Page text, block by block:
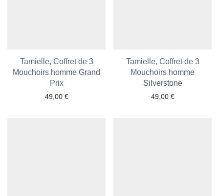
Tamielle, Coffret de 3
Mouchoirs homme Grand
Prix
49,00 €
Tamielle, Coffret de 3
Mouchoirs homme
Silverstone
49,00 €